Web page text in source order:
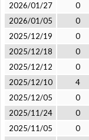
2026/01/27
0
2026/01/05
0
2025/12/19
0
2025/12/18
0
2025/12/12
0
2025/12/10
4
2025/12/05
0
2025/11/24
0
2025/11/05
0